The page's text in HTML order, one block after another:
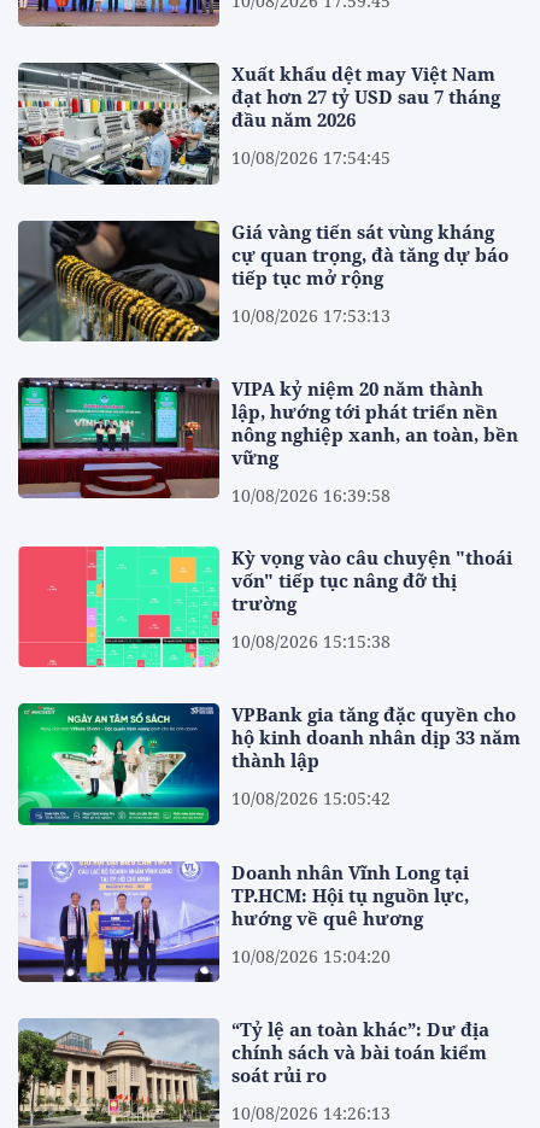
Xuất khẩu dệt may Việt Nam
đạt hơn 27 tỷ USD sau 7 tháng
đầu năm 2026
10/08/2026 17:54:45
Giá vàng tiến sát vùng kháng
cự quan trọng, đà tăng dự báo
tiếp tục mở rộng
10/08/2026 17:53:13
VIPA kỷ niệm 20 năm thành
lập, hướng tới phát triển nền
nông nghiệp xanh, an toàn, bền
vững
10/08/2026 16:39:58
Kỳ vọng vào câu chuyện "thoái
vốn" tiếp tục nâng đỡ thị
trường
10/08/2026 15:15:38
VPBank gia tăng đặc quyền cho
hộ kinh doanh nhân dịp 33 năm
thành lập
10/08/2026 15:05:42
Doanh nhân Vĩnh Long tại
TP.HCM: Hội tụ nguồn lực,
hướng về quê hương
10/08/2026 15:04:20
“Tỷ lệ an toàn khác”: Dư địa
chính sách và bài toán kiểm
soát rủi ro
10/08/2026 14:26:13